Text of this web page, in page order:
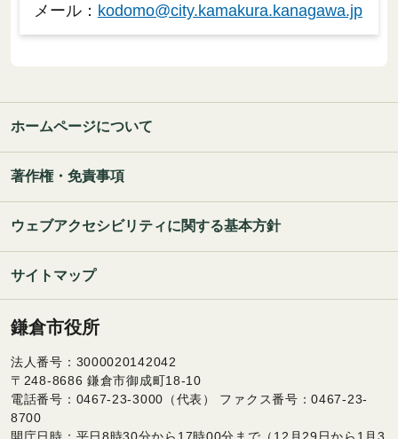
メール： kodomo@city.kamakura.kanagawa.jp
ホームページについて
著作権・免責事項
ウェブアクセシビリティに関する基本方針
サイトマップ
鎌倉市役所
法人番号：3000020142042
〒248-8686 鎌倉市御成町18-10
電話番号：0467-23-3000（代表） ファクス番号：0467-23-
8700